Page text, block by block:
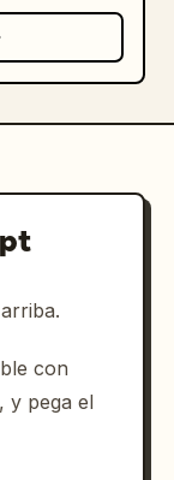
encanto
de un
+
con
y pega el